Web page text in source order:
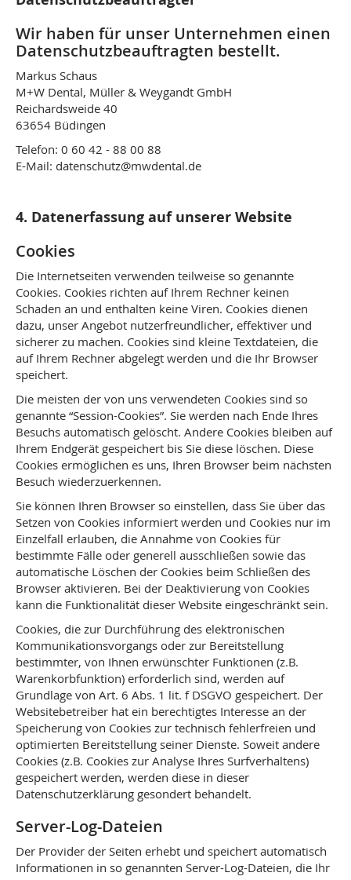
Wir haben für unser Unternehmen einen
Datenschutzbeauftragten bestellt.
Markus Schaus
M+W Dental, Müller & Weygandt GmbH
Reichardsweide 40
63654 Büdingen
Telefon: 0 60 42 - 88 00 88
E-Mail: datenschutz@mwdental.de
4. Datenerfassung auf unserer Website
Cookies
Die Internetseiten verwenden teilweise so genannte
Cookies. Cookies richten auf Ihrem Rechner keinen
Schaden an und enthalten keine Viren. Cookies dienen
dazu, unser Angebot nutzerfreundlicher, effektiver und
sicherer zu machen. Cookies sind kleine Textdateien, die
auf Ihrem Rechner abgelegt werden und die Ihr Browser
speichert.
Die meisten der von uns verwendeten Cookies sind so
genannte “Session-Cookies”. Sie werden nach Ende Ihres
Besuchs automatisch gelöscht. Andere Cookies bleiben auf
Ihrem Endgerät gespeichert bis Sie diese löschen. Diese
Cookies ermöglichen es uns, Ihren Browser beim nächsten
Besuch wiederzuerkennen.
Sie können Ihren Browser so einstellen, dass Sie über das
Setzen von Cookies informiert werden und Cookies nur im
Einzelfall erlauben, die Annahme von Cookies für
bestimmte Fälle oder generell ausschließen sowie das
automatische Löschen der Cookies beim Schließen des
Browser aktivieren. Bei der Deaktivierung von Cookies
kann die Funktionalität dieser Website eingeschränkt sein.
Cookies, die zur Durchführung des elektronischen
Kommunikationsvorgangs oder zur Bereitstellung
bestimmter, von Ihnen erwünschter Funktionen (z.B.
Warenkorbfunktion) erforderlich sind, werden auf
Grundlage von Art. 6 Abs. 1 lit. f DSGVO gespeichert. Der
Websitebetreiber hat ein berechtigtes Interesse an der
Speicherung von Cookies zur technisch fehlerfreien und
optimierten Bereitstellung seiner Dienste. Soweit andere
Cookies (z.B. Cookies zur Analyse Ihres Surfverhaltens)
gespeichert werden, werden diese in dieser
Datenschutzerklärung gesondert behandelt.
Server-Log-Dateien
Der Provider der Seiten erhebt und speichert automatisch
Informationen in so genannten Server-Log-Dateien, die Ihr